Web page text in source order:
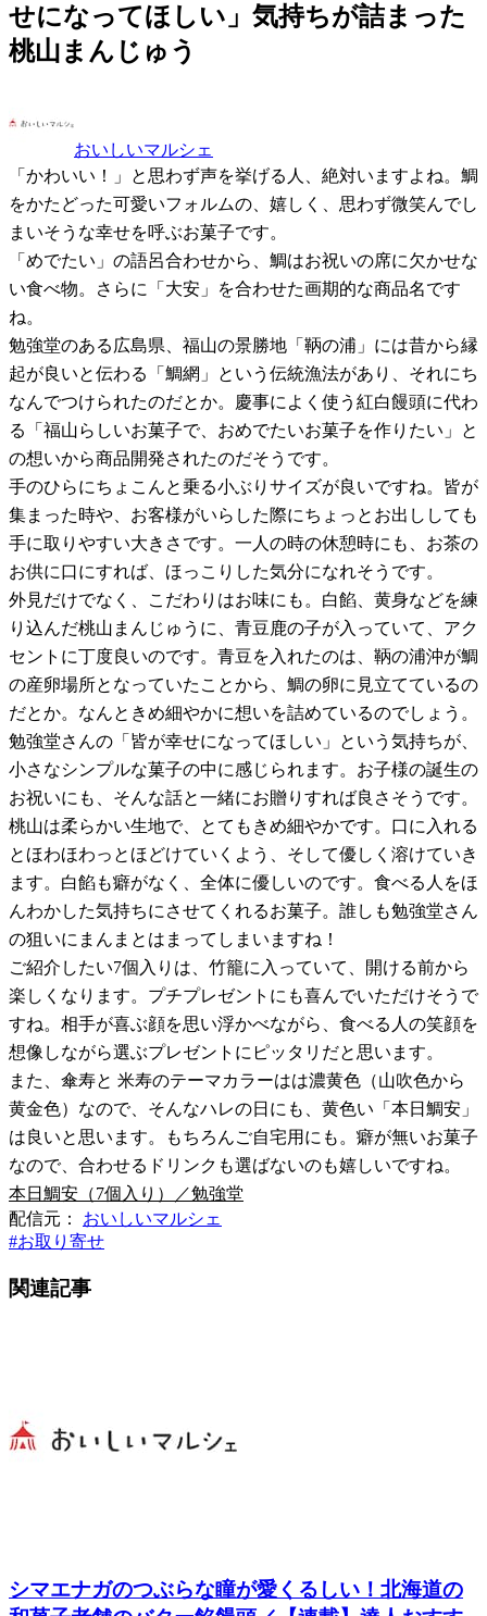
せになってほしい」気持ちが詰まった
桃山まんじゅう
おいしいマルシェ
「かわいい！」と思わず声を挙げる人、絶対いますよね。鯛
をかたどった可愛いフォルムの、嬉しく、思わず微笑んでし
まいそうな幸せを呼ぶお菓子です。
「めでたい」の語呂合わせから、鯛はお祝いの席に欠かせな
い食べ物。さらに「大安」を合わせた画期的な商品名です
ね。
勉強堂のある広島県、福山の景勝地「鞆の浦」には昔から縁
起が良いと伝わる「鯛網」という伝統漁法があり、それにち
なんでつけられたのだとか。慶事によく使う紅白饅頭に代わ
る「福山らしいお菓子で、おめでたいお菓子を作りたい」と
の想いから商品開発されたのだそうです。
手のひらにちょこんと乗る小ぶりサイズが良いですね。皆が
集まった時や、お客様がいらした際にちょっとお出ししても
手に取りやすい大きさです。一人の時の休憩時にも、お茶の
お供に口にすれば、ほっこりした気分になれそうです。
外見だけでなく、こだわりはお味にも。白餡、黄身などを練
り込んだ桃山まんじゅうに、青豆鹿の子が入っていて、アク
セントに丁度良いのです。青豆を入れたのは、鞆の浦沖が鯛
の産卵場所となっていたことから、鯛の卵に見立てているの
だとか。なんときめ細やかに想いを詰めているのでしょう。
勉強堂さんの「皆が幸せになってほしい」という気持ちが、
小さなシンプルな菓子の中に感じられます。お子様の誕生の
お祝いにも、そんな話と一緒にお贈りすれば良さそうです。
桃山は柔らかい生地で、とてもきめ細やかです。口に入れる
とほわほわっとほどけていくよう、そして優しく溶けていき
ます。白餡も癖がなく、全体に優しいのです。食べる人をほ
んわかした気持ちにさせてくれるお菓子。誰しも勉強堂さん
の狙いにまんまとはまってしまいますね！
ご紹介したい7個入りは、竹籠に入っていて、開ける前から
楽しくなります。プチプレゼントにも喜んでいただけそうで
すね。相手が喜ぶ顔を思い浮かべながら、食べる人の笑顔を
想像しながら選ぶプレゼントにピッタリだと思います。
また、傘寿と 米寿のテーマカラーはは濃黄色（山吹色から
黄金色）なので、そんなハレの日にも、黄色い「本日鯛安」
は良いと思います。もちろんご自宅用にも。癖が無いお菓子
なので、合わせるドリンクも選ばないのも嬉しいですね。
本日鯛安（7個入り）／勉強堂
配信元： おいしいマルシェ
#お取り寄せ
関連記事
シマエナガのつぶらな瞳が愛くるしい！北海道の